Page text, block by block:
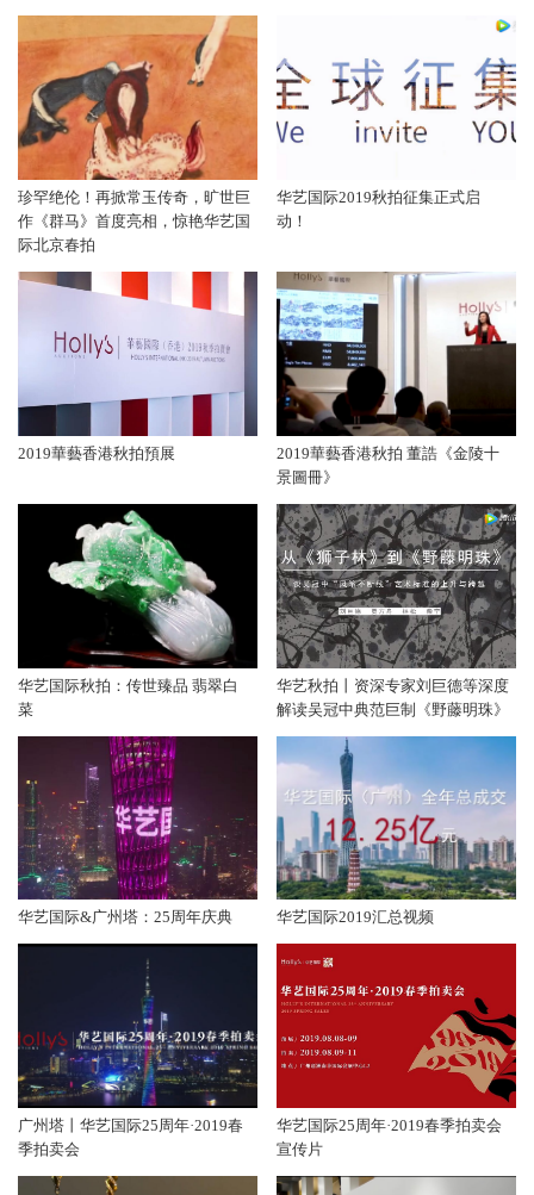
珍罕绝伦！再掀常玉传奇，旷世巨
作《群马》首度亮相，惊艳华艺国
际北京春拍
华艺国际2019秋拍征集正式启
动！
2019華藝香港秋拍預展
2019華藝香港秋拍 董誥《金陵十
景圖冊》
华艺国际秋拍：传世臻品 翡翠白
菜
华艺秋拍丨资深专家刘巨德等深度
解读吴冠中典范巨制《野藤明珠》
华艺国际&广州塔：25周年庆典 华艺国际2019汇总视频
广州塔丨华艺国际25周年·2019春
季拍卖会
华艺国际25周年·2019春季拍卖会
宣传片